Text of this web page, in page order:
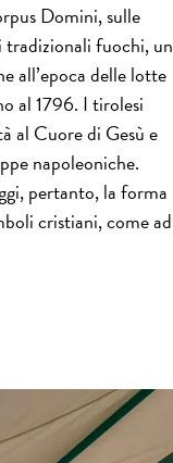
Domini, sulle
tradizionali fuochi, un
all’epoca delle lotte
al 1796. I tirolesi
al Cuore di Gesù e
napoleoniche.
pertanto, la forma
cristiani, come ad